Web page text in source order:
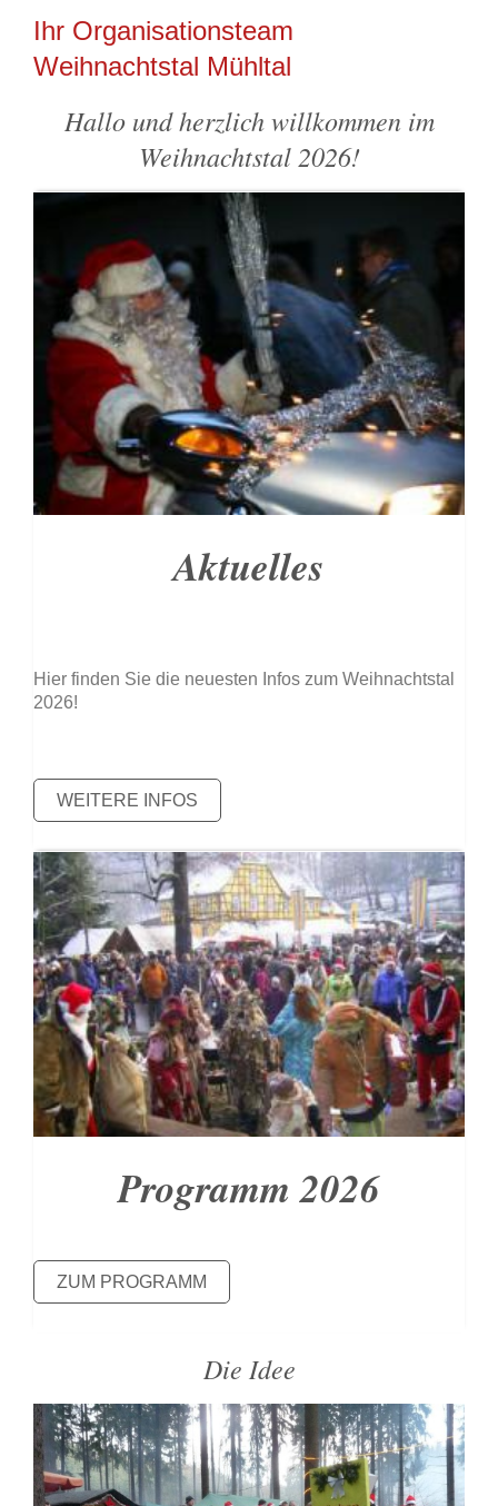
Ihr Organisationsteam
Weihnachtstal Mühltal
Hallo und herzlich willkommen im
Weihnachtstal 2026!
Aktuelles
Hier finden Sie die neuesten Infos zum Weihnachtstal
2026!
WEITERE INFOS
Programm 2026
ZUM PROGRAMM
Die Idee